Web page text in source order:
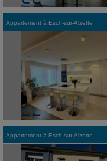
Appartement à Esch-sur-Alzette
Appartement à Esch-sur-Alzette